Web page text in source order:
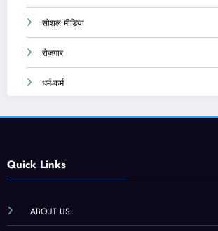
सोशल मीडिया
रोजगार
धर्म-कर्म
Quick Links
ABOUT US